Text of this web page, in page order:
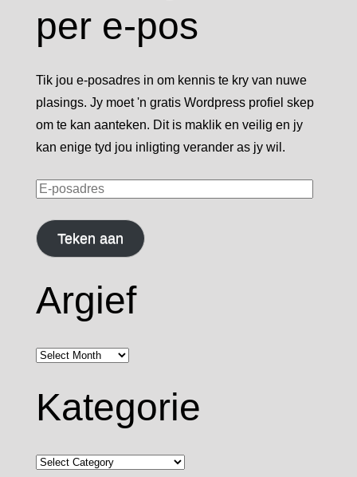
per e-pos
Tik jou e-posadres in om kennis te kry van nuwe
plasings. Jy moet 'n gratis Wordpress profiel skep
om te kan aanteken. Dit is maklik en veilig en jy
kan enige tyd jou inligting verander as jy wil.
E-
Teken aan
Argief
Argief
Kategorie
Kategorie